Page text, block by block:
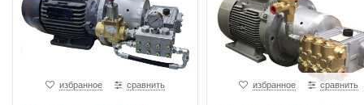
избранное сравнить избранное сравнить